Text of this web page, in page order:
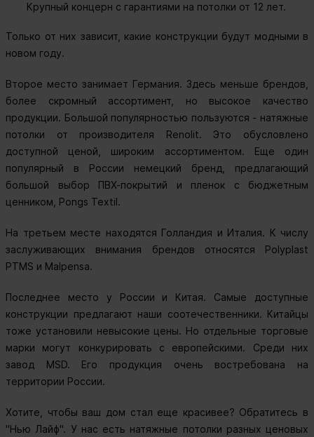
Крупный концерн с гарантиями на потолки от 12 лет.
Только от них зависит, какие конструкции будут модными в
новом году.
Второе место занимает Германия. Здесь меньше брендов,
более скромный ассортимент, но высокое качество
продукции. Большой популярностью пользуются - натяжные
потолки от производителя Renolit. Это обусловлено
доступной ценой, широким ассортиментом. Еще один
популярный в России немецкий бренд, предлагающий
большой выбор ПВХ-покрытий и пленок с бюджетным
ценником, Pongs Textil.
На третьем месте находятся Голландия и Италия. К числу
заслуживающих внимания брендов относятся Polyplast
PTMS и Malpensa.
Последнее место у России и Китая. Самые доступные
конструкции предлагают наши соотечественники. Китайцы
тоже установили невысокие цены. Но отдельные торговые
марки могут конкурировать с европейскими. Среди них
завод MSD. Его продукция очень востребована на
территории России.
Хотите, чтобы ваш дом стал еще красивее? Обратитесь в
"Нью Лайф". У нас есть натяжные потолки разных ценовых